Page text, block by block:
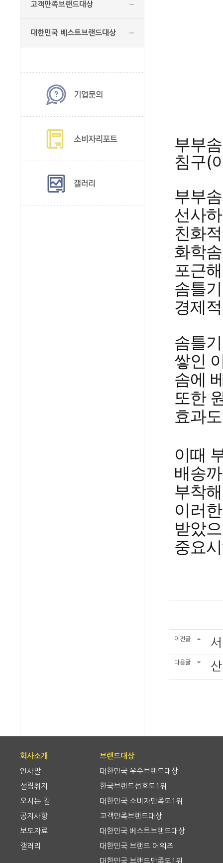
고객만족브랜드대상
대한민국 베스트브랜드대상
부부
침구(
부부
선사
친화
화학
포근
솜틀
경제
솜틀
쌓인
솜에
또한
효과
이때
배송
부착
이러
받았
중요
이전글
다음글
회사소개
인사말
설립취지
오시는 길
공지사항
보도자료
갤러리
브랜드대상
대한민국 우수브랜드대상
한국브랜드선호도1위
대한민국 소비자만족도1위
고객만족브랜드대상
대한민국 베스트브랜드대상
대한민국 브랜드 어워즈
대한민국 브랜드만족도1위